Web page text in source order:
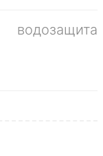
водозащита